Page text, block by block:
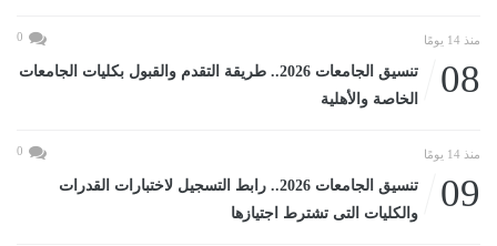
منذ 14 يومًا 0
08
تنسيق الجامعات 2026.. طريقة التقدم والقبول بكليات الجامعات
الخاصة والأهلية
منذ 14 يومًا 0
09
تنسيق الجامعات 2026.. رابط التسجيل لاختبارات القدرات
والكليات التى تشترط اجتيازها